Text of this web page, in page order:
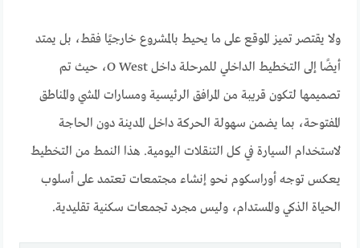
ولا يقتصر تميز الموقع على ما يحيط بالمشروع خارجيًا فقط، بل يمتد
أيضًا إلى التخطيط الداخلي للمرحلة داخل O West، حيث تم
تصميمها لتكون قريبة من المرافق الرئيسية ومسارات المشي والمناطق
المفتوحة، بما يضمن سهولة الحركة داخل المدينة دون الحاجة
لاستخدام السيارة في كل التنقلات اليومية. هذا النمط من التخطيط
يعكس توجه أوراسكوم نحو إنشاء مجتمعات تعتمد على أسلوب
الحياة الذكي والمستدام، وليس مجرد تجمعات سكنية تقليدية.